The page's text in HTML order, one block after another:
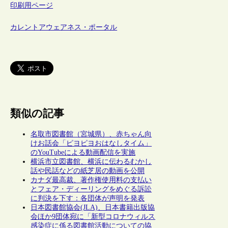
印刷用ページ
カレントアウェアネス・ポータル
類似の記事
名取市図書館（宮城県）、赤ちゃん向
けお話会「ピヨピヨおはなしタイム」
のYouTubeによる動画配信を実施
横浜市立図書館、横浜に伝わるむかし
話や民話などの紙芝居の動画を公開
カナダ最高裁、著作権使用料の支払い
とフェア・ディーリングをめぐる訴訟
に判決を下す：各団体が声明を発表
日本図書館協会(JLA)、日本書籍出版協
会ほか9団体宛に「新型コロナウィルス
感染症に係る図書館活動についての協